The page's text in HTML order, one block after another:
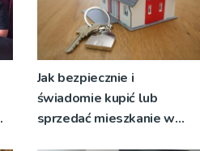
Jak bezpiecznie i
świadomie kupić lub
sprzedać mieszkanie w